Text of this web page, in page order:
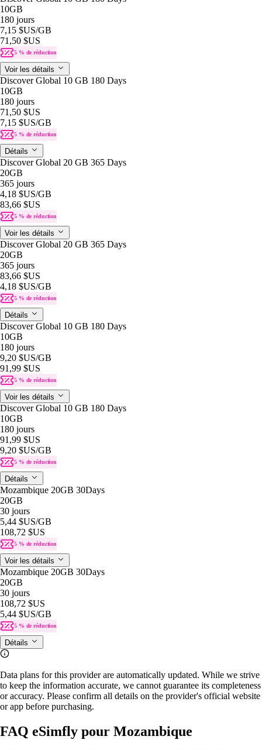
10GB
180 jours
7,15 $US/GB
71,50 $US
5 % de réduction
Voir les détails
Discover Global 10 GB 180 Days
10GB
180 jours
71,50 $US
7,15 $US/GB
5 % de réduction
Détails
Discover Global 20 GB 365 Days
20GB
365 jours
4,18 $US/GB
83,66 $US
5 % de réduction
Voir les détails
Discover Global 20 GB 365 Days
20GB
365 jours
83,66 $US
4,18 $US/GB
5 % de réduction
Détails
Discover Global 10 GB 180 Days
10GB
180 jours
9,20 $US/GB
91,99 $US
5 % de réduction
Voir les détails
Discover Global 10 GB 180 Days
10GB
180 jours
91,99 $US
9,20 $US/GB
5 % de réduction
Détails
Mozambique 20GB 30Days
20GB
30 jours
5,44 $US/GB
108,72 $US
5 % de réduction
Voir les détails
Mozambique 20GB 30Days
20GB
30 jours
108,72 $US
5,44 $US/GB
5 % de réduction
Détails
Data plans for this provider are automatically updated. While we strive
to keep the information accurate, we cannot guarantee its completeness
or accuracy. Please confirm all details on the provider's official website
or app before purchasing.
FAQ eSimfly pour Mozambique